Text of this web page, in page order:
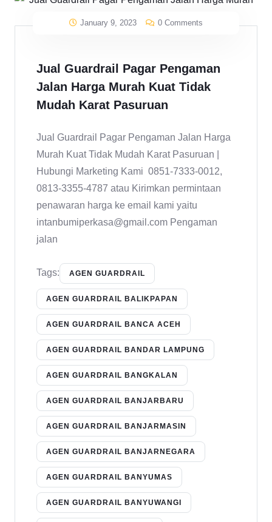
January 9, 2023 0 Comments
Jual Guardrail Pagar Pengaman
Jalan Harga Murah Kuat Tidak
Mudah Karat Pasuruan
Jual Guardrail Pagar Pengaman Jalan Harga
Murah Kuat Tidak Mudah Karat Pasuruan |
Hubungi Marketing Kami 0851-7333-0012,
0813-3355-4787 atau Kirimkan permintaan
penawaran harga ke email kami yaitu
intanbumiperkasa@gmail.com Pengaman
jalan
Tags: AGEN GUARDRAIL
AGEN GUARDRAIL BALIKPAPAN
AGEN GUARDRAIL BANCA ACEH
AGEN GUARDRAIL BANDAR LAMPUNG
AGEN GUARDRAIL BANGKALAN
AGEN GUARDRAIL BANJARBARU
AGEN GUARDRAIL BANJARMASIN
AGEN GUARDRAIL BANJARNEGARA
AGEN GUARDRAIL BANYUMAS
AGEN GUARDRAIL BANYUWANGI